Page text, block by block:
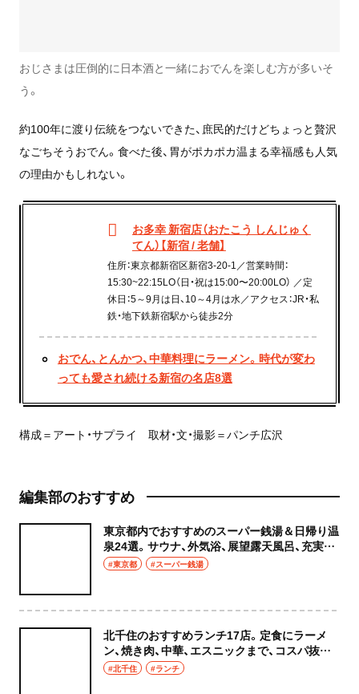
おじさまは圧倒的に日本酒と一緒におでんを楽しむ方が多いそ
う。
約100年に渡り伝統をつないできた、庶民的だけどちょっと贅沢
なごちそうおでん。食べた後、胃がポカポカ温まる幸福感も人気
の理由かもしれない。
お多幸 新宿店（おたこう しんじゅく
てん）【新宿 / 老舗】
住所：東京都新宿区新宿3-20-1／営業時間：
15:30~22:15LO（日・祝は15:00〜20:00LO） ／定
休日：5～9月は日、10～4月は水／アクセス：JR・私
鉄・地下鉄新宿駅から徒歩2分
おでん、とんかつ、中華料理にラーメン。時代が変わ
っても愛され続ける新宿の名店8選
構成＝アート・サプライ 取材・文・撮影＝パンチ広沢
編集部のおすすめ
東京都内でおすすめのスーパー銭湯＆日帰り温
泉24選。サウナ、外気浴、展望露天風呂、充実の
癒やし空間へ
#東京都 #スーパー銭湯
北千住のおすすめランチ17店。定食にラーメ
ン、焼き肉、中華、エスニックまで、コスパ抜群
な店もおしゃれな店も網羅してご紹介！
#北千住 #ランチ